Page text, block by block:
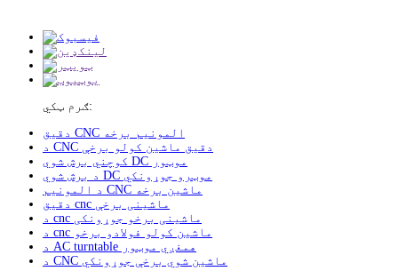
ګرم ټکي:
دقیق CNC المونیم برخه
د CNC دقیق ماشین کولو برخې
کوچني برش شوي DC موټور
د برش شوي DC موټرو جوړونکي
د المونیم CNC ماشین برخه
دقیق cnc ماشینی برخې
د cnc ماشینی برخو جوړونکی
د cnc ماشین کولو فولادو برخو
د AC turntable همغږي موټور
د CNC ماشین شوي برخې جوړونکي